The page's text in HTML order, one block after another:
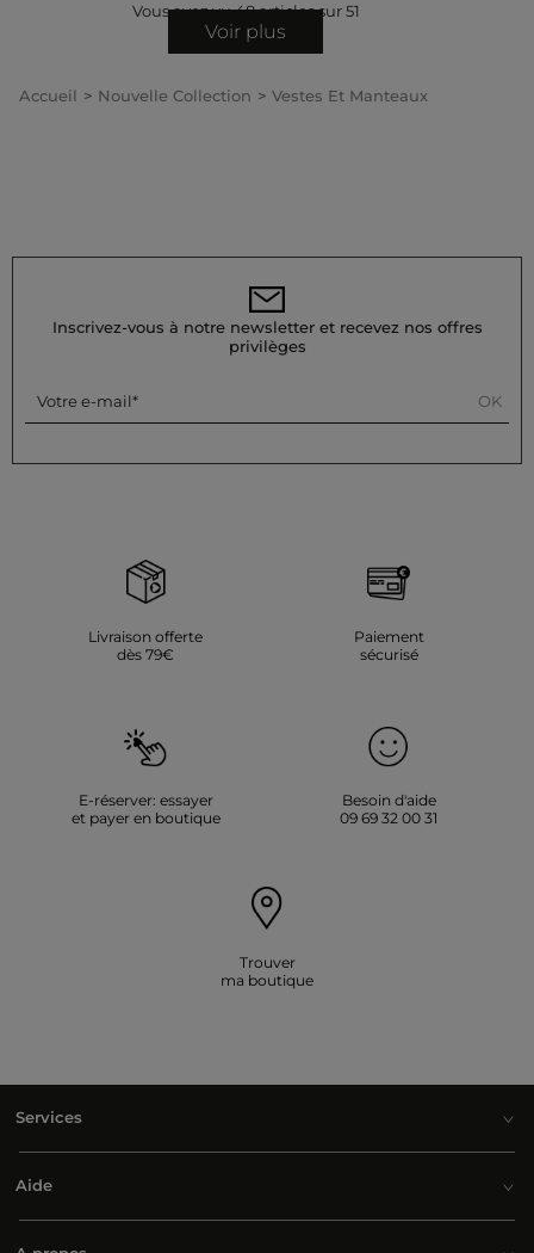
Vous avez vu48articles sur51
Voir plus
Accueil Nouvelle Collection Vestes Et Manteaux
Inscrivez-vous à notre newsletter et recevez nos offres
privilèges
Votre e-mail OK
Livraison offerte
dès 79€
Paiement
sécurisé
E-réserver: essayer
et payer en boutique
Besoin d'aide
09 69 32 00 31
Trouver
ma boutique
Services
Aide